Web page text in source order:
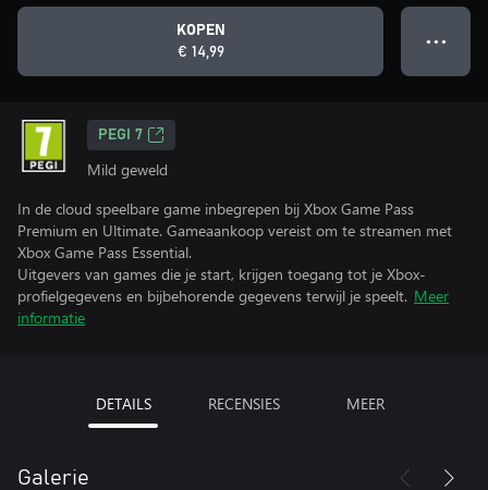
KOPEN
€ 14,99
● ● ●
PEGI 7
Mild geweld
In de cloud speelbare game inbegrepen bij Xbox Game Pass
Premium en Ultimate. Gameaankoop vereist om te streamen met
Xbox Game Pass Essential.
Uitgevers van games die je start, krijgen toegang tot je Xbox-
profielgegevens en bijbehorende gegevens terwijl je speelt. Meer
informatie
DETAILS RECENSIES MEER
Galerie